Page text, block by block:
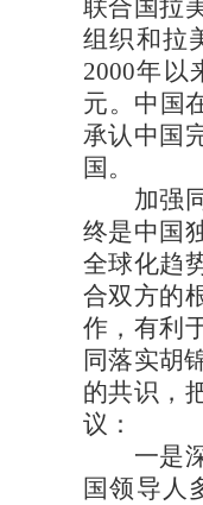
联合国拉
组织和拉
2000年以
元。中国
承认中国
国。
加强同
终是中国
全球化趋
合双方的
作，有利
同落实胡
的共识，
议：
一是深
国领导人